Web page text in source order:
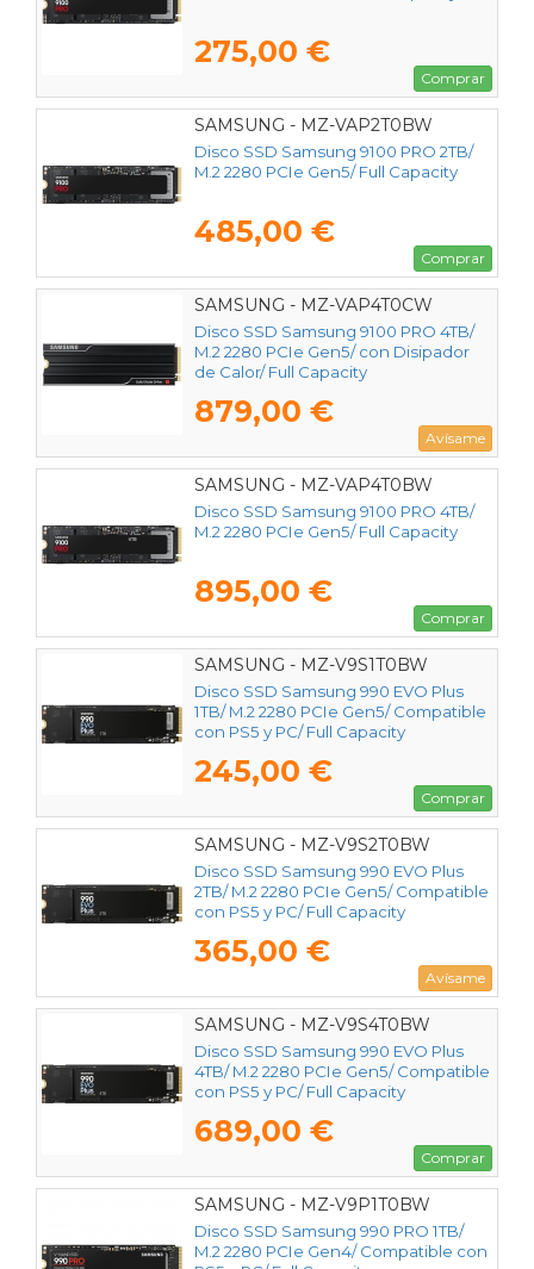
275,00 €
Comprar
SAMSUNG - MZ-VAP2T0BW
Disco SSD Samsung 9100 PRO 2TB/
M.2 2280 PCIe Gen5/ Full Capacity
485,00 €
Comprar
SAMSUNG - MZ-VAP4T0CW
Disco SSD Samsung 9100 PRO 4TB/
M.2 2280 PCIe Gen5/ con Disipador
de Calor/ Full Capacity
879,00 €
Avísame
SAMSUNG - MZ-VAP4T0BW
Disco SSD Samsung 9100 PRO 4TB/
M.2 2280 PCIe Gen5/ Full Capacity
895,00 €
Comprar
SAMSUNG - MZ-V9S1T0BW
Disco SSD Samsung 990 EVO Plus
1TB/ M.2 2280 PCIe Gen5/ Compatible
con PS5 y PC/ Full Capacity
245,00 €
Comprar
SAMSUNG - MZ-V9S2T0BW
Disco SSD Samsung 990 EVO Plus
2TB/ M.2 2280 PCIe Gen5/ Compatible
con PS5 y PC/ Full Capacity
365,00 €
Avísame
SAMSUNG - MZ-V9S4T0BW
Disco SSD Samsung 990 EVO Plus
4TB/ M.2 2280 PCIe Gen5/ Compatible
con PS5 y PC/ Full Capacity
689,00 €
Comprar
SAMSUNG - MZ-V9P1T0BW
Disco SSD Samsung 990 PRO 1TB/
M.2 2280 PCIe Gen4/ Compatible con